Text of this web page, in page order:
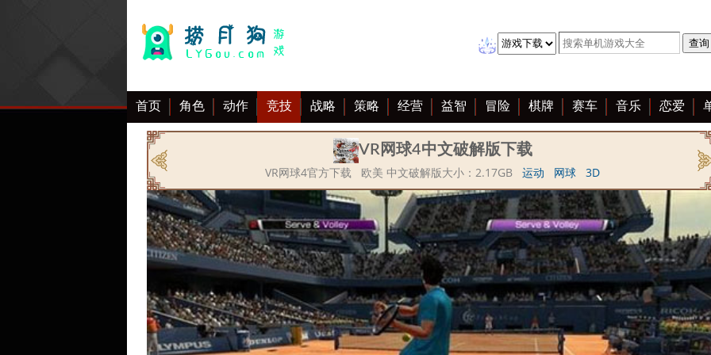
首页 角色 动作 竞技 战略 策略 经营 益智 冒险 棋牌 赛车 音乐 恋爱
大全
VR网球4中文破解版下载
VR网球4官方下载 欧美 中文破解版大小：2.17GB 运动 网球 3D